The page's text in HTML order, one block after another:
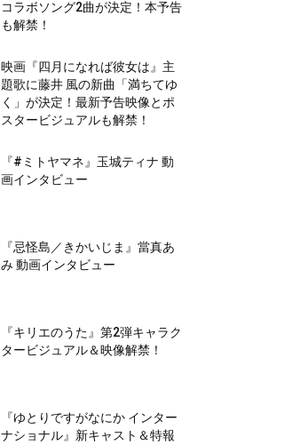
コラボソング2曲が決定！本予告
も解禁！
映画『四月になれば彼女は』主
題歌に藤井 風の新曲「満ちてゆ
く」が決定！最新予告映像とポ
スタービジュアルも解禁！
『#ミトヤマネ』玉城ティナ 動
画インタビュー
『忌怪島／きかいじま』當真あ
み 動画インタビュー
『キリエのうた』第2弾キャラク
タービジュアル＆映像解禁！
『ゆとりですがなにか インター
ナショナル』新キャスト＆特報